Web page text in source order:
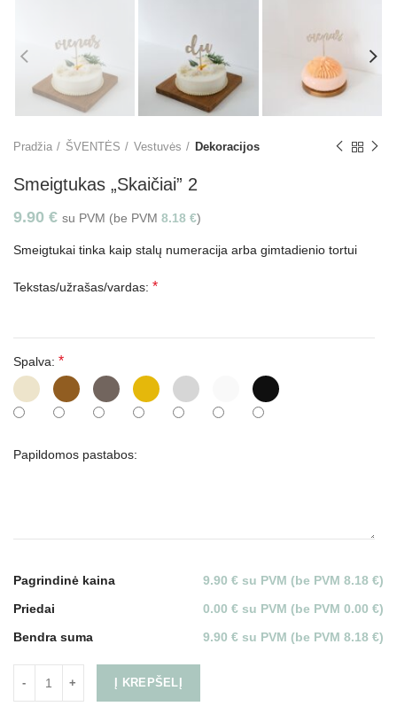
Pradžia ŠVENTĖS Vestuvės Dekoracijos
Smeigtukas „Skaičiai” 2
9.90 € su PVM (be PVM 8.18 €)
Smeigtukai tinka kaip stalų numeracija arba gimtadienio tortui
Tekstas/užrašas/vardas: *
Spalva: *
Papildomos pastabos:
Pagrindinė kaina
9.90 € su PVM (be PVM 8.18 €)
Priedai
0.00 € su PVM (be PVM 0.00 €)
Bendra suma
9.90 € su PVM (be PVM 8.18 €)
Į KREPŠELĮ